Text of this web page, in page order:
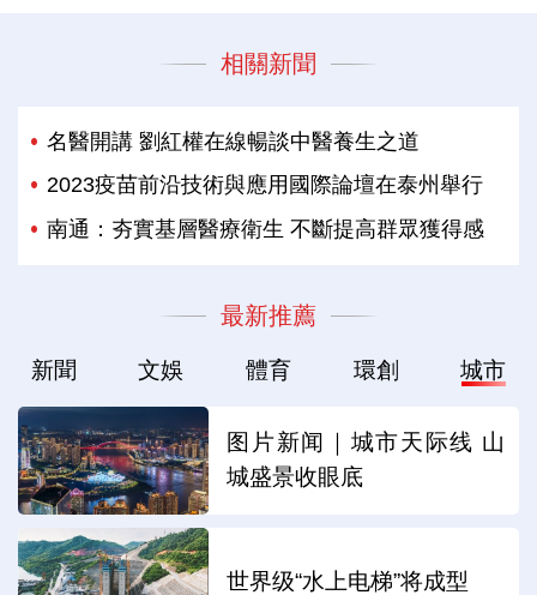
相關新聞
名醫開講 劉紅權在線暢談中醫養生之道
2023疫苗前沿技術與應用國際論壇在泰州舉行
南通：夯實基層醫療衛生 不斷提高群眾獲得感
最新推薦
新聞 文娛 體育 環創 城市
图片新闻｜城市天际线 山
城盛景收眼底
世界级“水上电梯”将成型